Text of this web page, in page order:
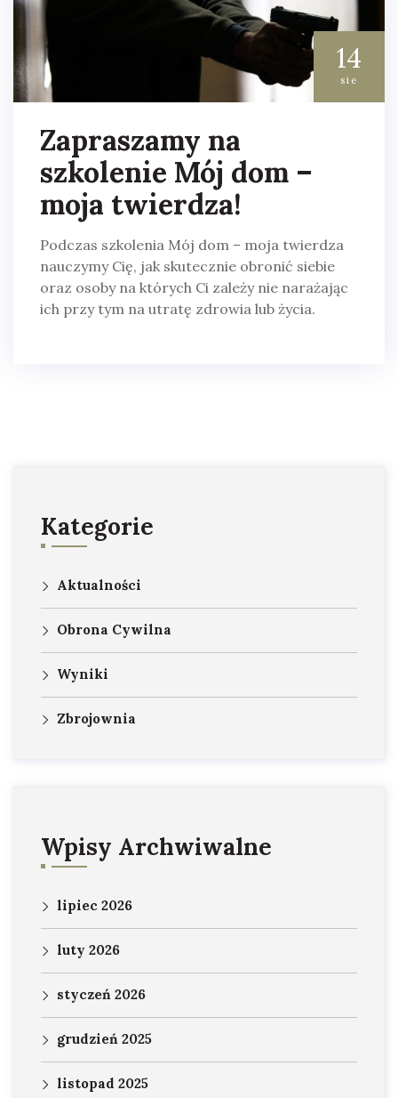
14
sie
Zapraszamy na
szkolenie Mój dom –
moja twierdza!
Podczas szkolenia Mój dom – moja twierdza
nauczymy Cię, jak skutecznie obronić siebie
oraz osoby na których Ci zależy nie narażając
ich przy tym na utratę zdrowia lub życia.
Kategorie
Aktualności
Obrona Cywilna
Wyniki
Zbrojownia
Wpisy Archwiwalne
lipiec 2026
luty 2026
styczeń 2026
grudzień 2025
listopad 2025